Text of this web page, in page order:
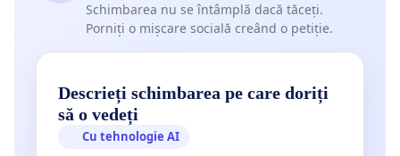
Schimbarea nu se întâmplă dacă tăceți.
Porniți o mișcare socială creând o petiție.
Descrieți schimbarea pe care doriți
să o vedeți
Cu tehnologie AI